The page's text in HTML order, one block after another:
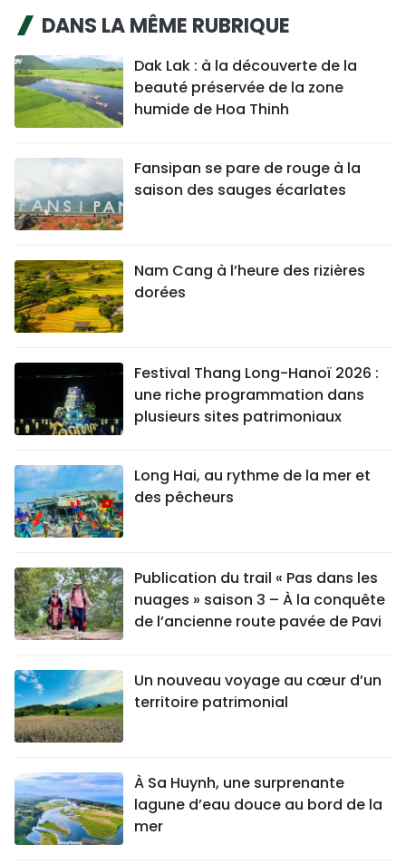
DANS LA MÊME RUBRIQUE
Dak Lak : à la découverte de la
beauté préservée de la zone
humide de Hoa Thinh
Fansipan se pare de rouge à la
saison des sauges écarlates
Nam Cang à l’heure des rizières
dorées
Festival Thang Long-Hanoï 2026 :
une riche programmation dans
plusieurs sites patrimoniaux
Long Hai, au rythme de la mer et
des pêcheurs
Publication du trail « Pas dans les
nuages » saison 3 – À la conquête
de l’ancienne route pavée de Pavi
Un nouveau voyage au cœur d’un
territoire patrimonial
À Sa Huynh, une surprenante
lagune d’eau douce au bord de la
mer